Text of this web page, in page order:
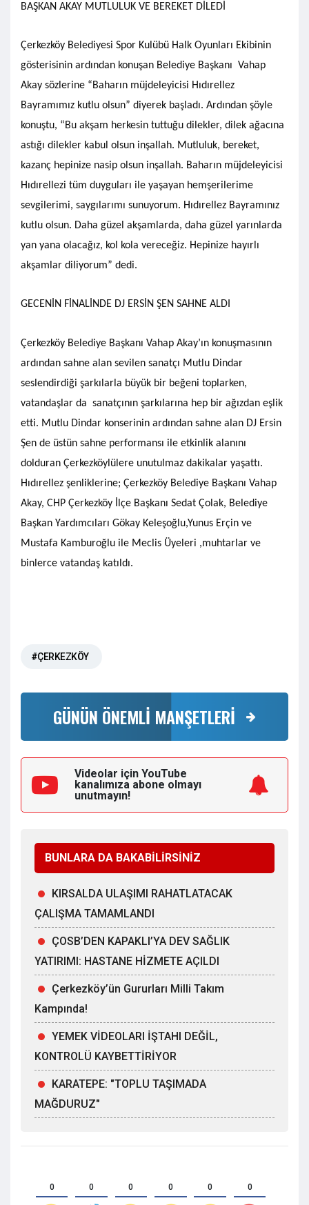
BAŞKAN AKAY MUTLULUK VE BEREKET DİLEDİ
Çerkezköy Belediyesi Spor Kulübü Halk Oyunları Ekibinin
gösterisinin ardından konuşan Belediye Başkanı Vahap
Akay sözlerine “Baharın müjdeleyicisi Hıdırellez
Bayramımız kutlu olsun” diyerek başladı. Ardından şöyle
konuştu, “Bu akşam herkesin tuttuğu dilekler, dilek ağacına
astığı dilekler kabul olsun inşallah. Mutluluk, bereket,
kazanç hepinize nasip olsun inşallah. Baharın müjdeleyicisi
Hıdırellezi tüm duyguları ile yaşayan hemşerilerime
sevgilerimi, saygılarımı sunuyorum. Hıdırellez Bayramınız
kutlu olsun. Daha güzel akşamlarda, daha güzel yarınlarda
yan yana olacağız, kol kola vereceğiz. Hepinize hayırlı
akşamlar diliyorum” dedi.
GECENİN FİNALİNDE DJ ERSİN ŞEN SAHNE ALDI
Çerkezköy Belediye Başkanı Vahap Akay’ın konuşmasının
ardından sahne alan sevilen sanatçı Mutlu Dindar
seslendirdiği şarkılarla büyük bir beğeni toplarken,
vatandaşlar da sanatçının şarkılarına hep bir ağızdan eşlik
etti. Mutlu Dindar konserinin ardından sahne alan DJ Ersin
Şen de üstün sahne performansı ile etkinlik alanını
dolduran Çerkezköylülere unutulmaz dakikalar yaşattı.
Hıdırellez şenliklerine; Çerkezköy Belediye Başkanı Vahap
Akay, CHP Çerkezköy İlçe Başkanı Sedat Çolak, Belediye
Başkan Yardımcıları Gökay Keleşoğlu,Yunus Erçin ve
Mustafa Kamburoğlu ile Meclis Üyeleri ,muhtarlar ve
binlerce vatandaş katıldı.
#ÇERKEZKÖY
GÜNÜN ÖNEMLİ MANŞETLERİ
Videolar için YouTube
kanalımıza abone olmayı
unutmayın!
BUNLARA DA BAKABİLİRSİNİZ
KIRSALDA ULAŞIMI RAHATLATACAK
ÇALIŞMA TAMAMLANDI
ÇOSB’DEN KAPAKLI’YA DEV SAĞLIK
YATIRIMI: HASTANE HİZMETE AÇILDI
Çerkezköy’ün Gururları Milli Takım
Kampında!
YEMEK VİDEOLARI İŞTAHI DEĞİL,
KONTROLÜ KAYBETTİRİYOR
KARATEPE: "TOPLU TAŞIMADA
MAĞDURUZ"
0 0 0 0 0 0